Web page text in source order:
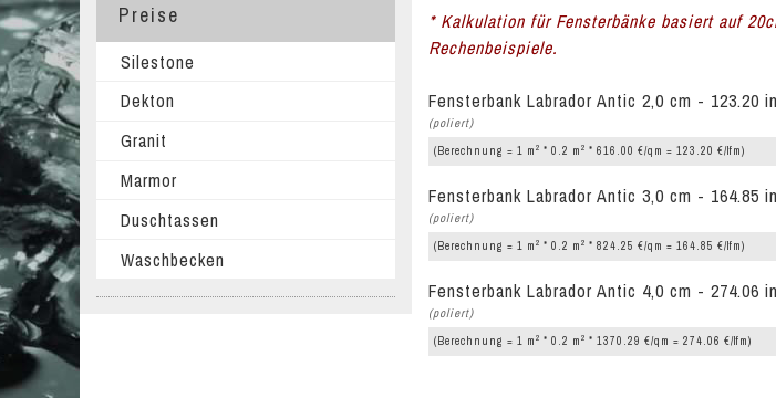
* Kalkulation für Fensterbänke basiert auf
Rechenbeispiele.
Fensterbank Labrador Antic 2,0 cm - 123.20
(poliert)
(Berechnung = 1 m 2 * 0.2 m 2 * 616.00 €/qm = 123.20 €/lfm)
Fensterbank Labrador Antic 3,0 cm - 164.85
(poliert)
(Berechnung = 1 m 2 * 0.2 m 2 * 824.25 €/qm = 164.85 €/lfm)
Fensterbank Labrador Antic 4,0 cm - 274.06
(poliert)
(Berechnung = 1 m 2 * 0.2 m 2 * 1370.29 €/qm = 274.06 €/lfm)
Preise
Silestone
Dekton
Granit
Marmor
Duschtassen
Waschbecken